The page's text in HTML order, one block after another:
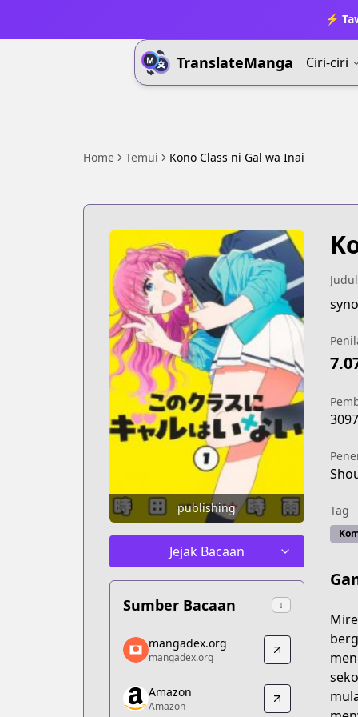
⚡
TranslateManga Ciri-ciri
Home Temui Kono Class ni Gal wa Inai
publishing
Jejak Bacaan
Sumber Bacaan ↓
mangadex.org
mangadex.org
https://mangadex.org/title/3c2bcd68-
Amazon
mangadex.org
mangadex.org
Amazon
Amazon
3097
Tag